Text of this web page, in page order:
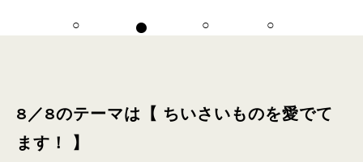
8／8のテーマは【 ちいさいものを愛でて
ます！ 】